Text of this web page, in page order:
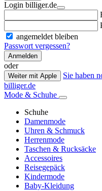
Login billiger.de
angemeldet bleiben
Passwort vergessen?
Anmelden
oder
Weiter mit Apple
Sie haben
billiger.de
Mode & Schuhe
Schuhe
Damenmode
Uhren & Schmuck
Herrenmode
Taschen & Rucksäcke
Accessoires
Reisegepäck
Kindermode
Baby-Kleidung